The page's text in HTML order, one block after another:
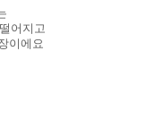
어지고
이에요